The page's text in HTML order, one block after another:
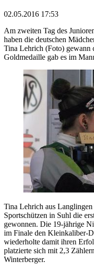
02.05.2016 17:53
Am zweiten Tag des
haben die deutschen
Tina Lehrich (Foto) gewann
Goldmedaille gab es im
Tina Lehrich aus
Sportschützen in Suhl die
gewonnen. Die 19-jährige
im Finale den Kleinkaliber-
wiederholte damit ihren
platzierte sich mit 2,3
Winterberger.